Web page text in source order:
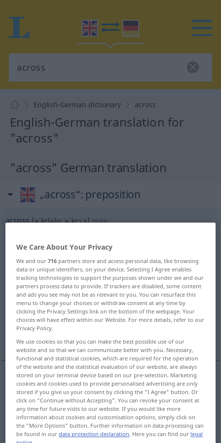
English-German dictionary across
English-German translation for
"across"
"across" German translation
„across“: preposition
across [əˈkr(ɒ)s; əˈkrɔːs]präp
(For more details, click/tap on the translation)
quer über, quer durch, quer zu, von einer
Seite zur anderen
auf der anderen Seite von, jenseits, über
in Berührung mit
(quer) über (AKK) acrossfrom one side to the
other
von einerSeite(einer Sache)(einerSache)zur
We Care About Your Privacy
We and our716 partners store and access personal data, like browsing
data or unique identifiers, on your device. Selecting I Agree enables
tracking technologies to support the purposes shown under we and our
partners process data to provide. If trackers are disabled, some content
and ads you see may not be as relevant to you. You can resurface this
menu to change your choices or withdraw consent at any time by
clicking the Privacy Settings link on the bottom of the webpage. Your
choices will have effect within our Website. For more details, refer to our
Privacy Policy.
We use cookies so that you can make the best possible use of our
website and so that we can communicate better with you. Necessary,
functional and statistical cookies, which are required for the operation
of the website and the statistical evaluation of our website, are always
stored on your terminal device based on our pre-selection. Marketing
cookies and cookies used to provide personalised advertising are only
stored if you give us your consent by clicking the "I Agree" button. Or
click on "Continue without Accepting". You can revoke your consent at
any time for future visits to our website. If you would like more
information about cookies and customisation options, simply click on
the "More Options" button. Further information on data processing can
be found in ourdata protection declaration. Here you can find our legal